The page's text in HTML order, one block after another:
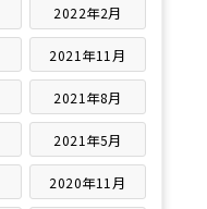
2022年2月
2021年11月
2021年8月
2021年5月
2020年11月